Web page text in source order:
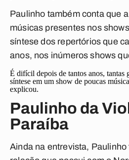
Paulinho também conta que
músicas presentes nos
síntese dos repertórios que
anos, nos inúmeros shows
É difícil depois de tantos anos, tantas
síntese em um show de poucas
explicou.
Paulinho da
Paraíba
Ainda na entrevista, Paulinho